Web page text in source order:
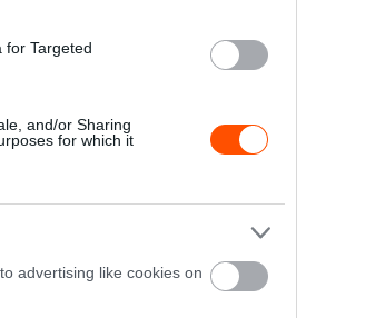
for Targeted
and/or Sharing
for which it
advertising like cookies on
re –
0